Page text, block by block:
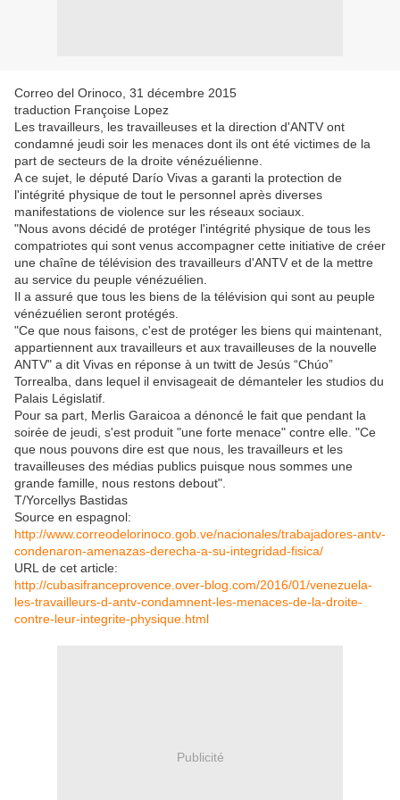
Correo del Orinoco, 31 décembre 2015
traduction Françoise Lopez
Les travailleurs, les travailleuses et la direction d'ANTV ont
condamné jeudi soir les menaces dont ils ont été victimes de la
part de secteurs de la droite vénézuélienne.
A ce sujet, le député Darío Vivas a garanti la protection de
l'intégrité physique de tout le personnel après diverses
manifestations de violence sur les réseaux sociaux.
"Nous avons décidé de protéger l'intégrité physique de tous les
compatriotes qui sont venus accompagner cette initiative de créer
une chaîne de télévision des travailleurs d'ANTV et de la mettre
au service du peuple vénézuélien.
Il a assuré que tous les biens de la télévision qui sont au peuple
vénézuélien seront protégés.
"Ce que nous faisons, c'est de protéger les biens qui maintenant,
appartiennent aux travailleurs et aux travailleuses de la nouvelle
ANTV" a dit Vivas en réponse à un twitt de Jesús “Chúo”
Torrealba, dans lequel il envisageait de démanteler les studios du
Palais Législatif.
Pour sa part, Merlis Garaicoa a dénoncé le fait que pendant la
soirée de jeudi, s'est produit "une forte menace" contre elle. "Ce
que nous pouvons dire est que nous, les travailleurs et les
travailleuses des médias publics puisque nous sommes une
grande famille, nous restons debout".
T/Yorcellys Bastidas
Source en espagnol:
http://www.correodelorinoco.gob.ve/nacionales/trabajadores-antv-
condenaron-amenazas-derecha-a-su-integridad-fisica/
URL de cet article:
http://cubasifranceprovence.over-blog.com/2016/01/venezuela-
les-travailleurs-d-antv-condamnent-les-menaces-de-la-droite-
contre-leur-integrite-physique.html
Publicité